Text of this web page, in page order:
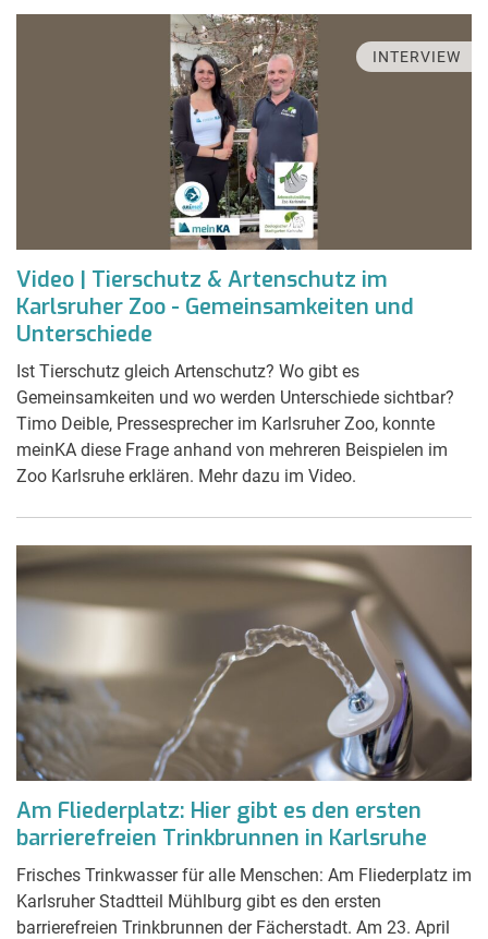
INTERVIEW
Video | Tierschutz & Artenschutz im
Karlsruher Zoo - Gemeinsamkeiten und
Unterschiede
Ist Tierschutz gleich Artenschutz? Wo gibt es
Gemeinsamkeiten und wo werden Unterschiede sichtbar?
Timo Deible, Pressesprecher im Karlsruher Zoo, konnte
meinKA diese Frage anhand von mehreren Beispielen im
Zoo Karlsruhe erklären. Mehr dazu im Video.
Am Fliederplatz: Hier gibt es den ersten
barrierefreien Trinkbrunnen in Karlsruhe
Frisches Trinkwasser für alle Menschen: Am Fliederplatz im
Karlsruher Stadtteil Mühlburg gibt es den ersten
barrierefreien Trinkbrunnen der Fächerstadt. Am 23. April